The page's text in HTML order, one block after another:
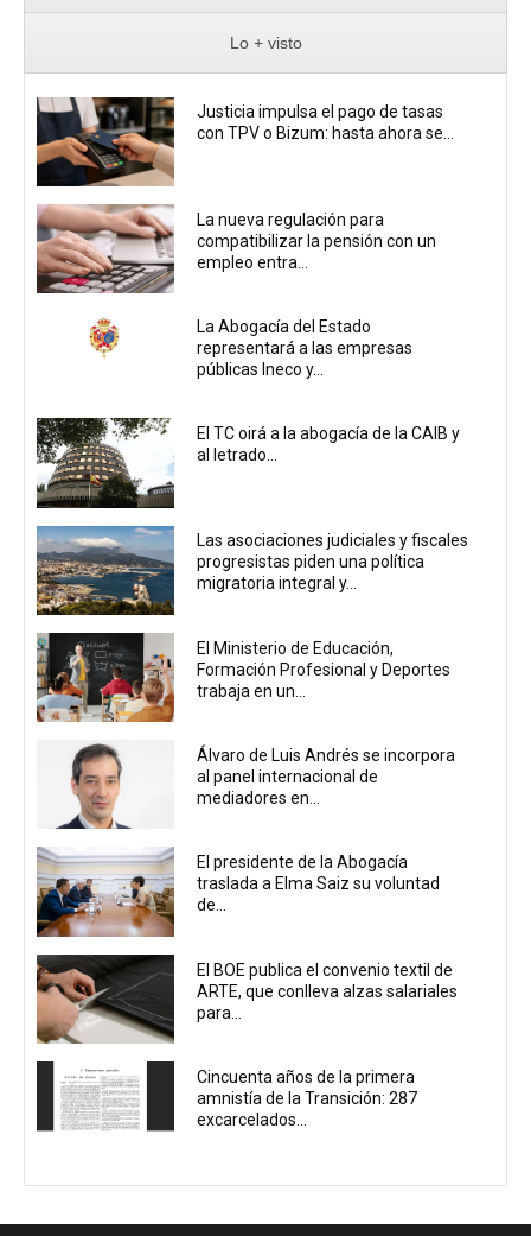
Lo + visto
Justicia impulsa el pago de tasas
con TPV o Bizum: hasta ahora se...
La nueva regulación para
compatibilizar la pensión con un
empleo entra...
La Abogacía del Estado
representará a las empresas
públicas Ineco y...
El TC oirá a la abogacía de la CAIB y
al letrado...
Las asociaciones judiciales y fiscales
progresistas piden una política
migratoria integral y...
El Ministerio de Educación,
Formación Profesional y Deportes
trabaja en un...
Álvaro de Luis Andrés se incorpora
al panel internacional de
mediadores en...
El presidente de la Abogacía
traslada a Elma Saiz su voluntad
de...
El BOE publica el convenio textil de
ARTE, que conlleva alzas salariales
para...
Cincuenta años de la primera
amnistía de la Transición: 287
excarcelados...